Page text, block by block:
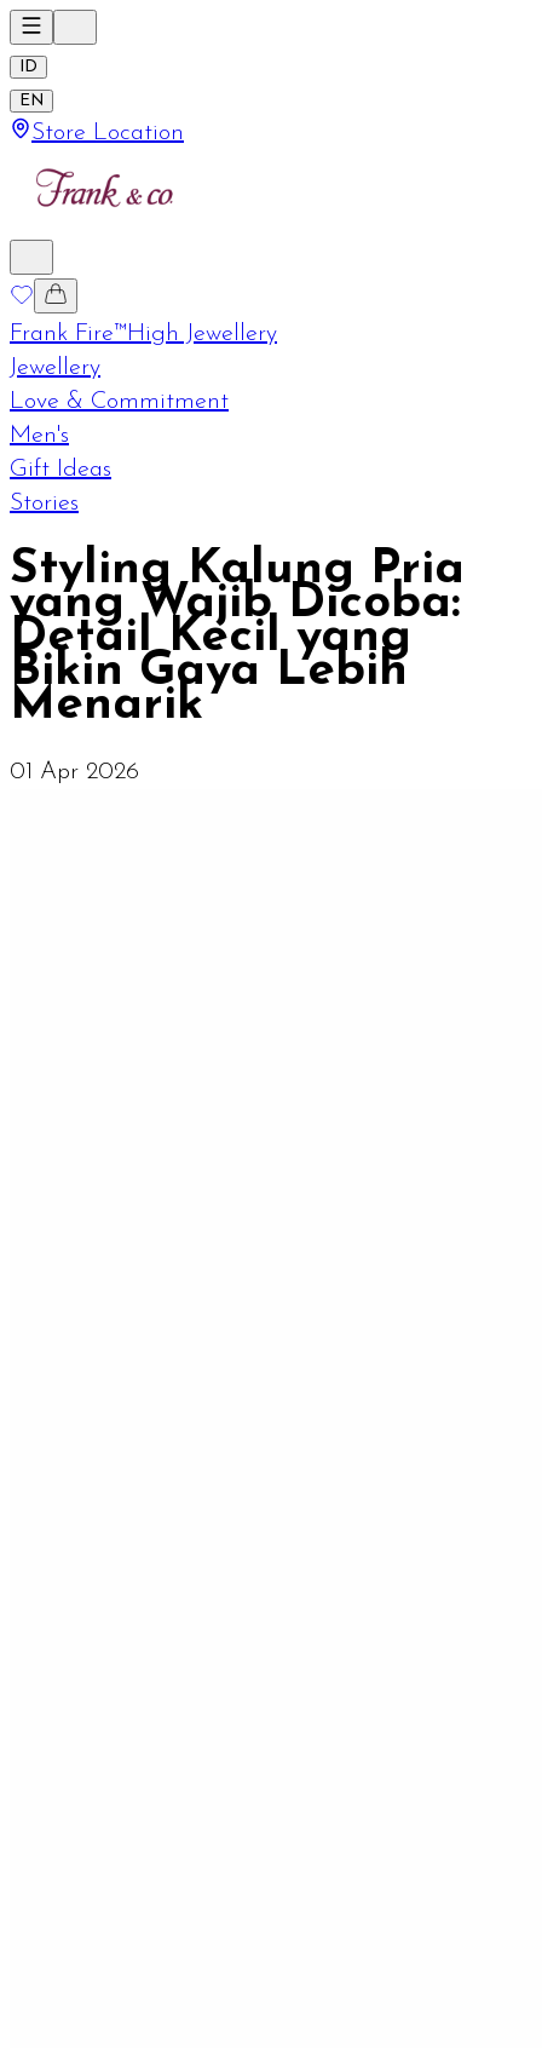
ID
EN
Store Location
Frank Fire™High Jewellery
Jewellery
Love & Commitment
Men's
Gift Ideas
Stories
Styling Kalung Pria
yang Wajib Dicoba:
Detail Kecil yang
Bikin Gaya Lebih
Menarik
01 Apr 2026